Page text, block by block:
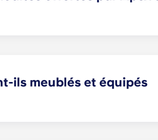
ils meublés et équipés